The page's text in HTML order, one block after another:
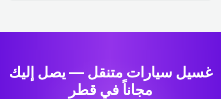
غسيل سيارات متنقل — يصل إليك
مجاناً في قطر